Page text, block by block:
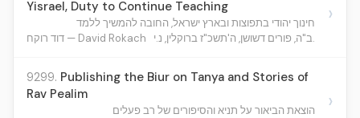
Yisrael, Duty to Continue Teaching
חינוך יהודי בתפוצות ובארץ ישראל, החובה להמשיך ללמד
דוד רוקח — David Rokach
ב"ה, פורים דשושן, ה'תשכ"ז ברוקלין, נ.י.
›
9299. Publishing the Biur on Tanya and Stories of
Rav Pealim
הוצאת הביאור על תניא והסיפורים של רב פעלים
›